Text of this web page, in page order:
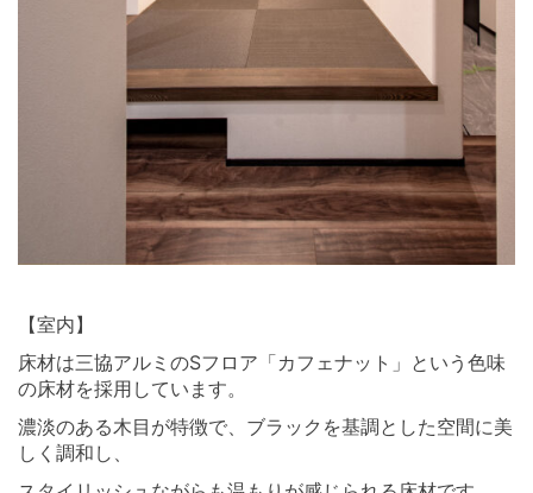
【室内】
床材は三協アルミのSフロア「カフェナット」という色味
の床材を採用しています。
濃淡のある木目が特徴で、ブラックを基調とした空間に美
しく調和し、